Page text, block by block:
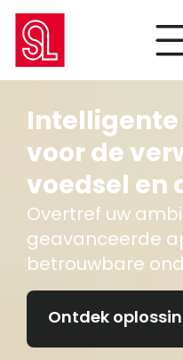
voor de
voedsel en
Overtref uw
geavanceerde
betrouwbare
Ontdek